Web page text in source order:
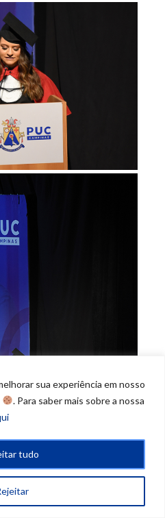
sua experiência em nosso
. Para saber mais sobre a nossa
tudo